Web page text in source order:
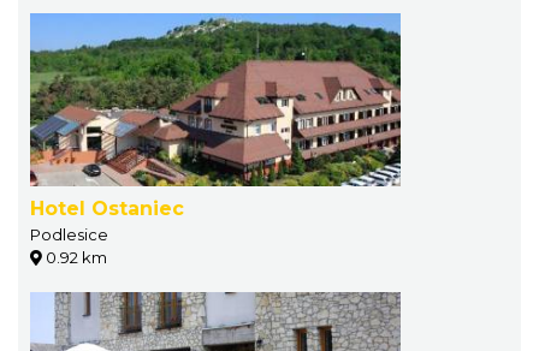
Hotel Ostaniec
Podlesice
0.92 km